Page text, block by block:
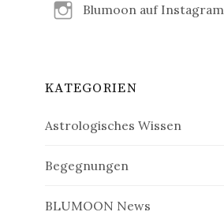
Blumoon auf Instagram
KATEGORIEN
Astrologisches Wissen
Begegnungen
BLUMOON News